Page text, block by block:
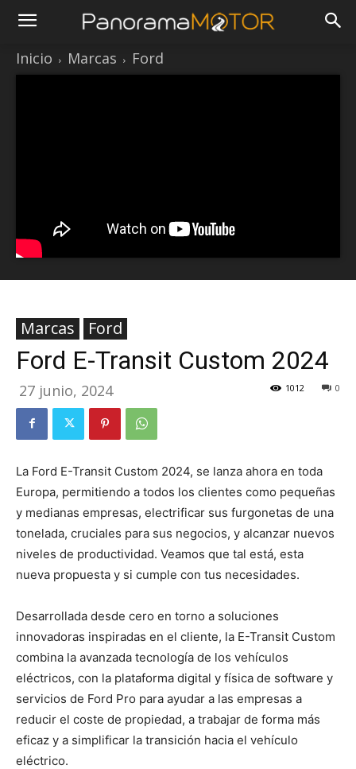
Inicio Marcas Ford
Marcas Ford
Ford E-Transit Custom 2024
27 junio, 2024 0
1012
La Ford E-Transit Custom 2024, se lanza ahora en toda
Europa, permitiendo a todos los clientes como pequeñas
y medianas empresas, electrificar sus furgonetas de una
tonelada, cruciales para sus negocios, y alcanzar nuevos
niveles de productividad. Veamos que tal está, esta
nueva propuesta y si cumple con tus necesidades.
Desarrollada desde cero en torno a soluciones
innovadoras inspiradas en el cliente, la E-Transit Custom
combina la avanzada tecnología de los vehículos
eléctricos, con la plataforma digital y física de software y
servicios de Ford Pro para ayudar a las empresas a
reducir el coste de propiedad, a trabajar de forma más
eficaz y a simplificar la transición hacia el vehículo
eléctrico.